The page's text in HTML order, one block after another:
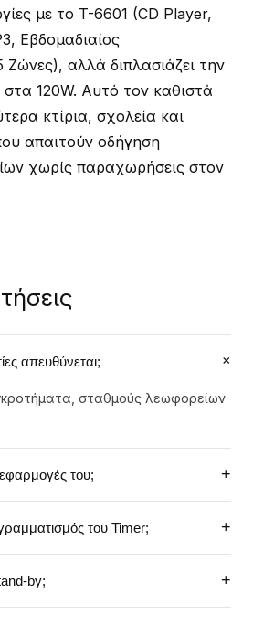
με το T-6601 (CD Player,
Εβδομαδιαίος
Ζώνες), αλλά διπλασιάζει την
στα 120W. Αυτό τον καθιστά
κτίρια, σχολεία και
απαιτούν οδήγηση
χωρίς παραχωρήσεις στον
απευθύνεται; +
σταθμούς λεωφορείων
εφαρμογές του; +
ηχείων.του Timer; +
του τηλεχειριστηρίου.
by; +